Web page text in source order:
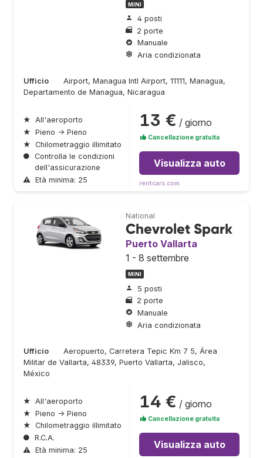
MINI
4 posti
2 porte
Manuale
Aria condizionata
Ufficio
Airport, Managua Intl Airport, 11111, Managua,
Departamento de Managua, Nicaragua
★ All'aeroporto
★ Pieno → Pieno
★ Chilometraggio illimitato
● Controlla le condizioni
dell'assicurazione
⚠ Età minima: 25
13 € / giorno
Cancellazione gratuita
Visualizza auto
rentcars.com
National
Chevrolet Spark
Puerto Vallarta
1 - 8 settembre
MINI
5 posti
2 porte
Manuale
Aria condizionata
Ufficio
Aeropuerto, Carretera Tepic Km 7 5, Área
Militar de Vallarta, 48339, Puerto Vallarta, Jalisco,
México
★ All'aeroporto
★ Pieno → Pieno
★ Chilometraggio illimitato
● R.C.A.
⚠ Età minima: 25
14 € / giorno
Cancellazione gratuita
Visualizza auto